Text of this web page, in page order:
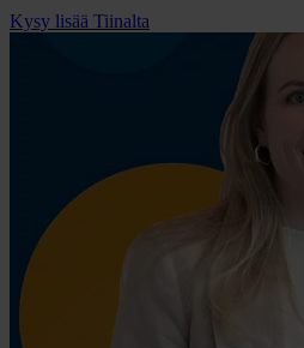
Kysy lisää Tiinalta